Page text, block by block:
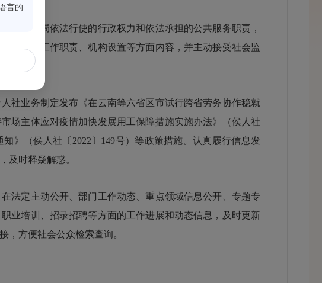
理我局依法行使的行政权力和依法承担的公共服务职责，
信息、工作职责、机构设置等方面内容，并主动接受社会监
业务制定发布《在云南等六省区市试行跨省劳务协作稳就
场主体应对疫情加快发展用工保障措施实施办法》（侯人社
》（侯人社〔2022〕149号）等政策措施。认真履行信息发
及时释疑解惑。
定主动公开、部门工作动态、重点领域信息公开、专题专
业培训、招录招聘等方面的工作进展和动态信息，及时更新
，方便社会公众检索查询。
言的